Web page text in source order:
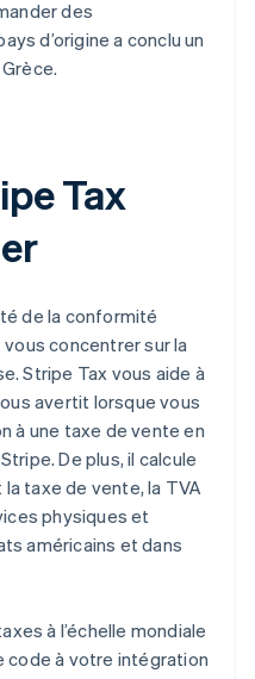
des
d’origine a conclu un
Tax
de la conformité
concentrer sur la
Stripe Tax vous aide à
avertit lorsque vous
à une taxe de vente en
De plus, il calcule
taxe de vente, la TVA
physiques et
américains et dans
à l’échelle mondiale
code à votre intégration